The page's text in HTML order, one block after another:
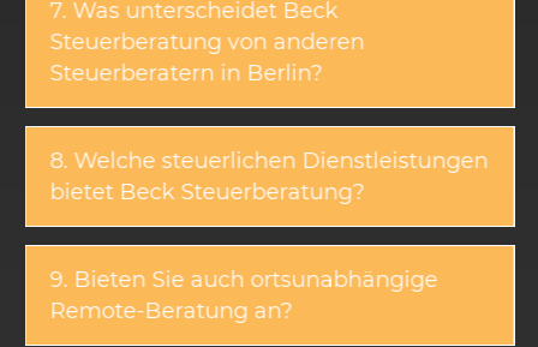
7. Was unterscheidet Beck
Steuerberatung von anderen
Steuerberatern in Berlin?
8. Welche steuerlichen Dienstleistungen
bietet Beck Steuerberatung?
9. Bieten Sie auch ortsunabhängige
Remote-Beratung an?